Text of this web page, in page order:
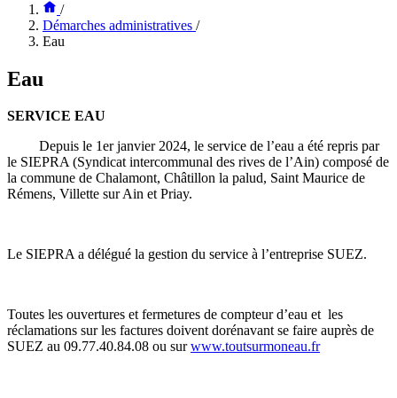
/
Démarches administratives /
Eau
Eau
SERVICE EAU
Depuis le 1er janvier 2024, le service de l’eau a été repris par
le SIEPRA (Syndicat intercommunal des rives de l’Ain) composé de
la commune de Chalamont, Châtillon la palud, Saint Maurice de
Rémens, Villette sur Ain et Priay.
Le SIEPRA a délégué la gestion du service à l’entreprise SUEZ.
Toutes les ouvertures et fermetures de compteur d’eau et les
réclamations sur les factures doivent dorénavant se faire auprès de
SUEZ au 09.77.40.84.08 ou surwww.toutsurmoneau.fr